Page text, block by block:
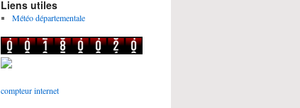
Liens utiles
Météo départementale
compteur internet